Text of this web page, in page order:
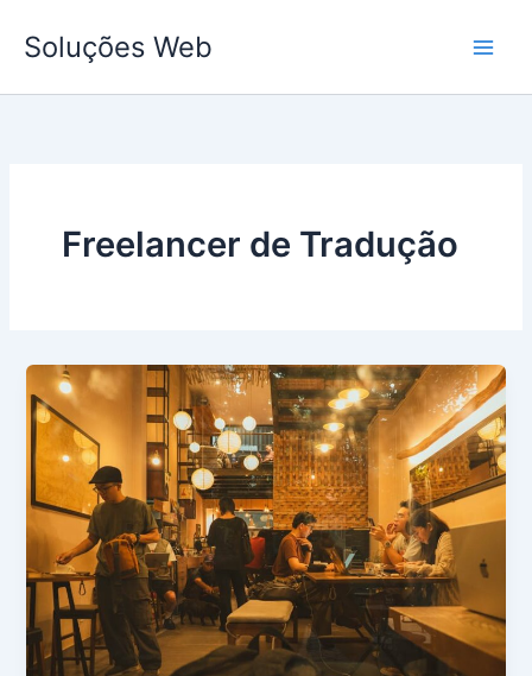
para
conteúdo
Soluções Web
Freelancer de Tradução